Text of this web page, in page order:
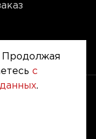
Продолжая
с
.